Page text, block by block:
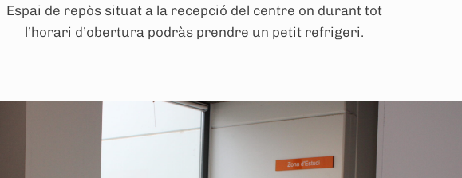
Espai de repòs situat a la recepció del centre on durant tot
l’horari d’obertura podràs prendre un petit refrigeri.